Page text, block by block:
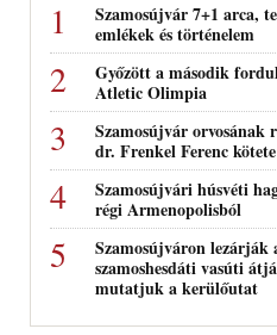
Szamosújvár 7+1 arca,
emlékek és történelem
Győzött a második
Atletic Olimpia
Szamosújvár orvosának
dr. Frenkel Ferenc kötete
Szamosújvári húsvéti
régi Armenopolisból
Szamosújváron lezárják
szamoshesdáti vasúti
mutatjuk a kerülőutat